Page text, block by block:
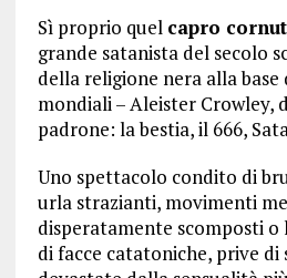
Sì proprio quel capro
grande satanista del secolo
della religione nera alla
mondiali – Aleister Crowley,
padrone: la bestia, il 666,
Uno spettacolo condito di
urla strazianti, movimenti
disperatamente scomposti o
di facce catatoniche, prive